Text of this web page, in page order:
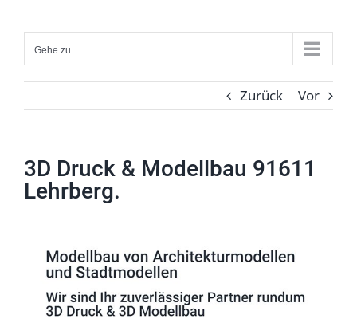
Inhalt
springenGehe zu ...
Zurück Vor
3D Druck & Modellbau 91611
Lehrberg.